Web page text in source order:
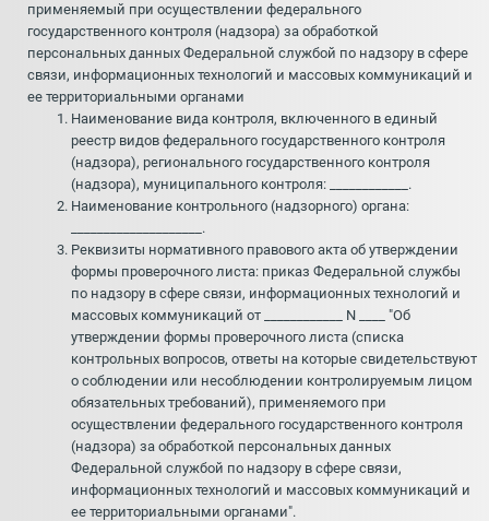
применяемый при осуществлении федерального
государственного контроля (надзора) за обработкой
персональных данных Федеральной службой по надзору в сфере
связи, информационных технологий и массовых коммуникаций и
ее территориальными органами
Наименование вида контроля, включенного в единый
реестр видов федерального государственного контроля
(надзора), регионального государственного контроля
(надзора), муниципального контроля: ____________.
Наименование контрольного (надзорного) органа:
____________________.
Реквизиты нормативного правового акта об утверждении
формы проверочного листа: приказ Федеральной службы
по надзору в сфере связи, информационных технологий и
массовых коммуникаций от ____________ N ____ "Об
утверждении формы проверочного листа (списка
контрольных вопросов, ответы на которые свидетельствуют
о соблюдении или несоблюдении контролируемым лицом
обязательных требований), применяемого при
осуществлении федерального государственного контроля
(надзора) за обработкой персональных данных
Федеральной службой по надзору в сфере связи,
информационных технологий и массовых коммуникаций и
ее территориальными органами".